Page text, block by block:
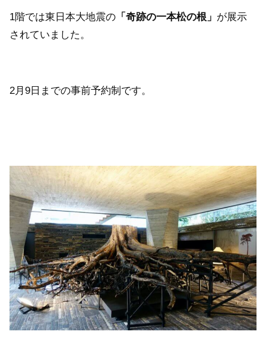
1階では東日本大地震の 「奇跡の一本松の根」 が展示
されていました。
2月9日までの事前予約制です。